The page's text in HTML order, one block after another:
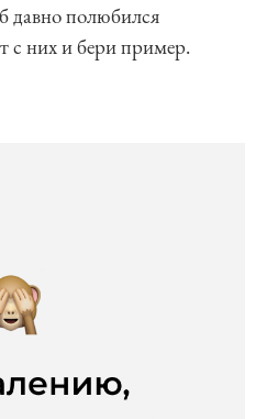
давно полюбился
с них и бери пример.